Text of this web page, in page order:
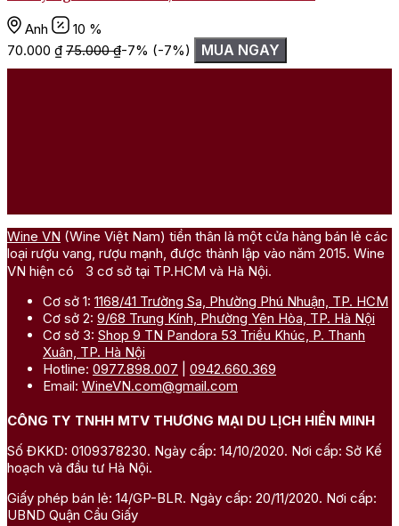
Anh
10 %
70.000 ₫ 75.000₫-7% (-7%) MUA NGAY
Wine VN (Wine Việt Nam) tiền thân là một cửa hàng bán lẻ các
loại rượu vang, rượu mạnh, được thành lập vào năm 2015. Wine
VN hiện có 3 cơ sở tại TP.HCM và Hà Nội.
Cơ sở 1: 1168/41 Trường Sa, Phường Phú Nhuận, TP. HCM
Cơ sở 2: 9/68 Trung Kính, Phường Yên Hòa, TP. Hà Nội
Cơ sở 3: Shop 9 TN Pandora 53 Triều Khúc, P. Thanh
Xuân, TP. Hà Nội
Hotline: 0977.898.007
0942.660.369
Email: WineVN.com@gmail.com
CÔNG TY TNHH MTV THƯƠNG MẠI DU LỊCH HIỀN MINH
Số ĐKKD: 0109378230. Ngày cấp: 14/10/2020. Nơi cấp: Sở Kế
hoạch và đầu tư Hà Nội.
Giấy phép bán lẻ: 14/GP-BLR. Ngày cấp: 20/11/2020. Nơi cấp:
UBND Quận Cầu Giấy